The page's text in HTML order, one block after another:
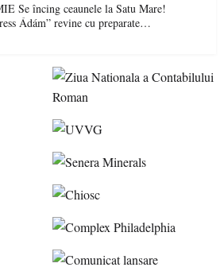
Mare!
Ádám” revine cu preparate
și un jurat de renume